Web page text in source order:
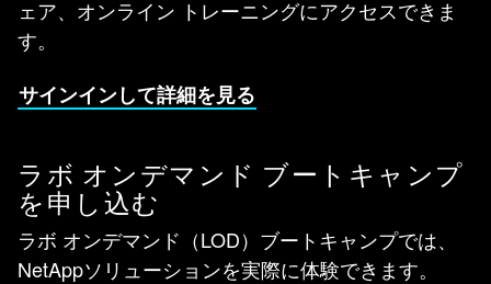
ェア、オンライン トレーニングにアクセスできま
す。
サインインして詳細を見る
ラボ オンデマンド ブートキャンプ
を申し込む
ラボ オンデマンド（LOD）ブートキャンプでは、
NetAppソリューションを実際に体験できます。